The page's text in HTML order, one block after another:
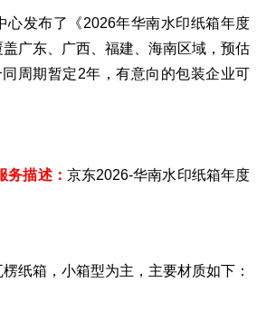
心发布了《2026年华南水印纸箱年度
广东、广西、福建、海南区域，预估
周期暂定2年，有意向的包装企业可
务描述： 京东2026-华南水印纸箱年度
楞纸箱，小箱型为主，主要材质如下：